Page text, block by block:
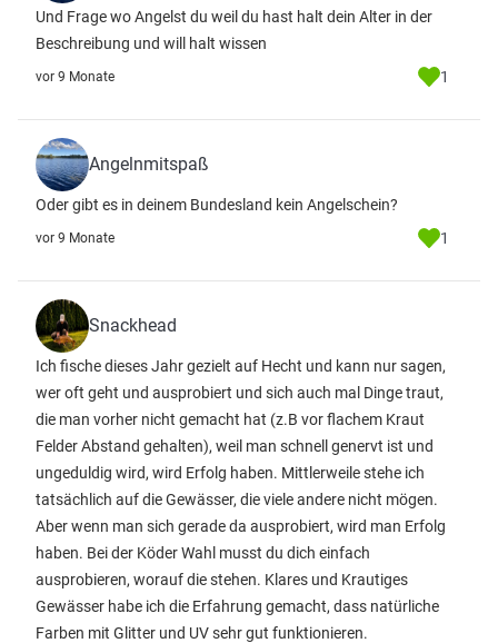
Und Frage wo Angelst du weil du hast halt dein Alter in der
Beschreibung und will halt wissen
vor 9 Monate 1
Angelnmitspaß
Oder gibt es in deinem Bundesland kein Angelschein?
vor 9 Monate 1
Snackhead
Ich fische dieses Jahr gezielt auf Hecht und kann nur sagen,
wer oft geht und ausprobiert und sich auch mal Dinge traut,
die man vorher nicht gemacht hat (z.B vor flachem Kraut
Felder Abstand gehalten), weil man schnell genervt ist und
ungeduldig wird, wird Erfolg haben. Mittlerweile stehe ich
tatsächlich auf die Gewässer, die viele andere nicht mögen.
Aber wenn man sich gerade da ausprobiert, wird man Erfolg
haben. Bei der Köder Wahl musst du dich einfach
ausprobieren, worauf die stehen. Klares und Krautiges
Gewässer habe ich die Erfahrung gemacht, dass natürliche
Farben mit Glitter und UV sehr gut funktionieren.